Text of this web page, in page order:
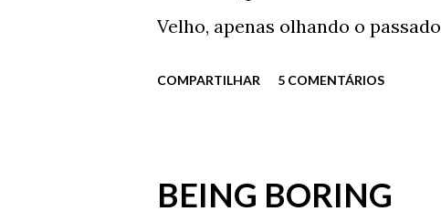
Velho, apenas olhando o
obrigado Carlos. Já estou indo –
COMPARTILHAR 5 COMENTÁRIOS
BEING BORING